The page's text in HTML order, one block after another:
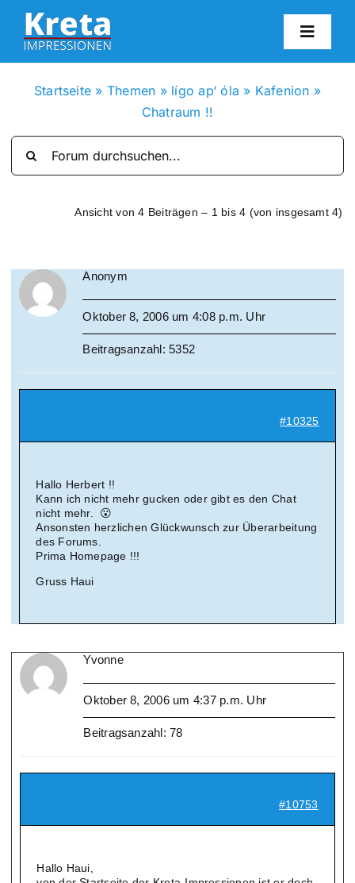
Zum
Inhalt
springen
Suche
Startseite » Themen » lígo ap‘ óla » Kafenion »
Chatraum !!
Ansicht von 4 Beiträgen – 1 bis 4 (von insgesamt 4)
Anonym
Oktober 8, 2006 um 4:08 p.m. Uhr
Beitragsanzahl: 5352
#10325
Hallo Herbert !!
Kann ich nicht mehr gucken oder gibt es den Chat
nicht mehr. 😮
Ansonsten herzlichen Glückwunsch zur Überarbeitung
des Forums.
Prima Homepage !!!
Gruss Haui
Yvonne
Oktober 8, 2006 um 4:37 p.m. Uhr
Beitragsanzahl: 78
#10753
Hallo Haui,